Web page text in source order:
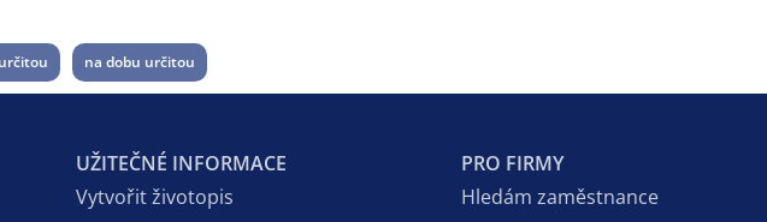
na dobu určitou
UŽITEČNÉ INFORMACE
Vytvořit životopis
PRO FIRMY
Hledám zaměstnance